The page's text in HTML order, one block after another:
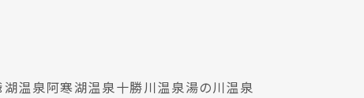
湖温泉阿寒湖温泉十勝川温泉湯の川温泉